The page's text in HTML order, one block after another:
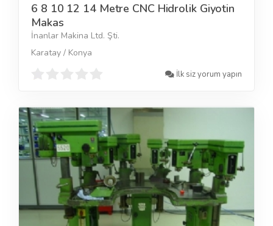
6 8 10 12 14 Metre CNC Hidrolik Giyotin
Makas
İnanlar Makina Ltd. Şti.
Karatay / Konya
İlk siz yorum yapın